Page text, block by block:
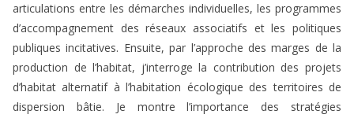
articulations entre les démarches individuelles, les programmes
d’accompagnement des réseaux associatifs et les politiques
publiques incitatives. Ensuite, par l’approche des marges de la
production de l’habitat, j’interroge la contribution des projets
d’habitat alternatif à l’habitation écologique des territoires de
dispersion bâtie. Je montre l’importance des stratégies